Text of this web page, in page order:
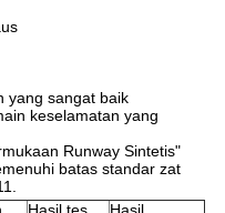
yang sangat baik
keselamatan yang
Runway Sintetis"
batas standar zat